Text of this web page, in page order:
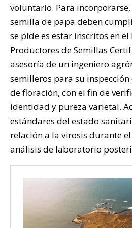
voluntario. Para
semilla de papa deben
se pide es estar inscritos en
Productores de Semillas
asesoría de un ingeniero
semilleros para su
de floración, con el fin de
identidad y pureza varietal.
estándares del estado
relación a la virosis durante
análisis de laboratorio